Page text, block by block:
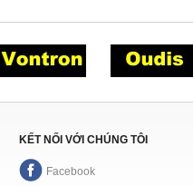
KẾT NỐI VỚI CHÚNG TÔI
Facebook